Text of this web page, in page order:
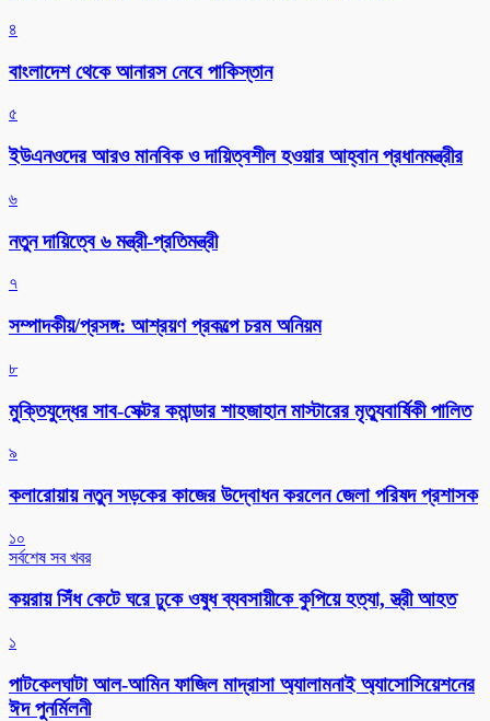
৪
বাংলাদেশ থেকে আনারস নেবে পাকিস্তান
৫
ইউএনওদের আরও মানবিক ও দায়িত্বশীল হওয়ার আহ্বান প্রধানমন্ত্রীর
৬
নতুন দায়িত্বে ৬ মন্ত্রী-প্রতিমন্ত্রী
৭
সম্পাদকীয়/প্রসঙ্গ: আশ্রয়ণ প্রকল্পে চরম অনিয়ম
৮
মুক্তিযুদ্ধের সাব-সেক্টর কমান্ডার শাহজাহান মাস্টারের মৃত্যুবার্ষিকী পালিত
৯
কলারোয়ায় নতুন সড়কের কাজের উদ্বোধন করলেন জেলা পরিষদ প্রশাসক
১০
সর্বশেষ সব খবর
কয়রায় সিঁধ কেটে ঘরে ঢুকে ওষুধ ব্যবসায়ীকে কুপিয়ে হত্যা, স্ত্রী আহত
১
পাটকেলঘাটা আল-আমিন ফাজিল মাদ্রাসা অ্যালামনাই অ্যাসোসিয়েশনের
ঈদ পুনর্মিলনী